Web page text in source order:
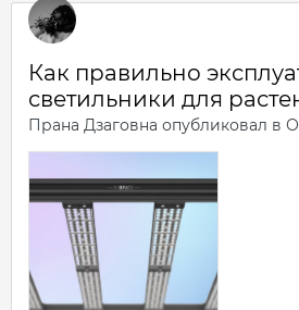
Как правильно
светильники для
Прана Дзаговна опубликовал в